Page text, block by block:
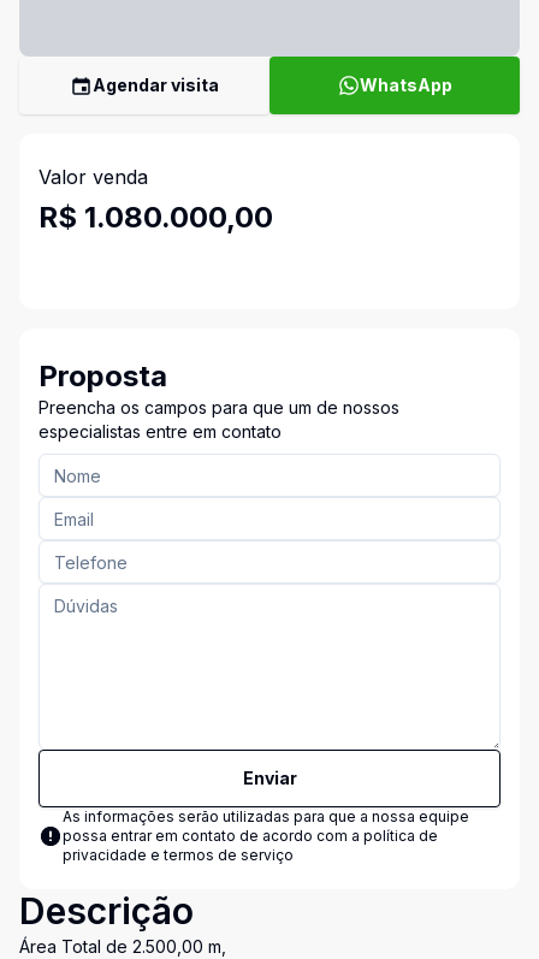
Agendar visita WhatsApp
Valor venda
R$ 1.080.000,00
Proposta
Preencha os campos para que um de nossos
especialistas entre em contato
Enviar
As informações serão utilizadas para que a nossa equipe
possa entrar em contato de acordo com a política de
privacidade e termos de serviço
Descrição
Área Total de 2.500,00 m,